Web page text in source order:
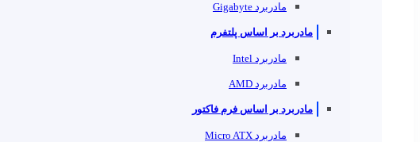
مادربرد Gigabyte
مادربرد بر اساس پلتفرم
مادربرد Intel
مادربرد AMD
مادربرد بر اساس فرم فاکتور
مادربرد Micro ATX